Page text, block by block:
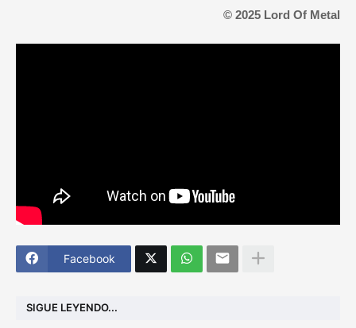
© 2025 Lord Of Metal
Facebook
SIGUE LEYENDO...